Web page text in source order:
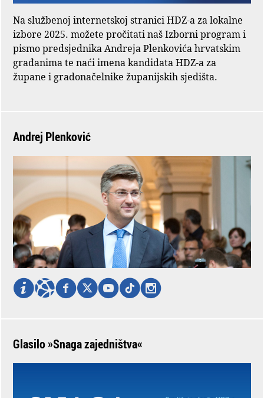
Na službenoj internetskoj stranici HDZ-a za lokalne
izbore 2025. možete pročitati naš Izborni program i
pismo predsjednika Andreja Plenkovića hrvatskim
građanima te naći imena kandidata HDZ-a za
župane i gradonačelnike županijskih sjedišta.
Andrej Plenković
Glasilo »Snaga zajedništva«